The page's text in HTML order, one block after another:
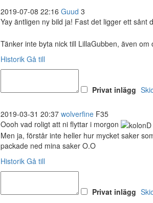
2019-07-08 22:16 Guud 3
Yay äntligen ny bild ja! Fast det ligger ett
Tänker inte byta nick till LillaGubben, även
Historik Gå till
Privat inlägg
2019-03-31 20:37 wolverfine F35
Oooh vad roligt att ni flyttar i morgon
Men ja, förstår inte heller hur mycket saker
packade ned mina saker O.O
Historik Gå till
Privat inlägg